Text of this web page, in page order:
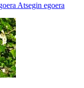
Atsegin egoera